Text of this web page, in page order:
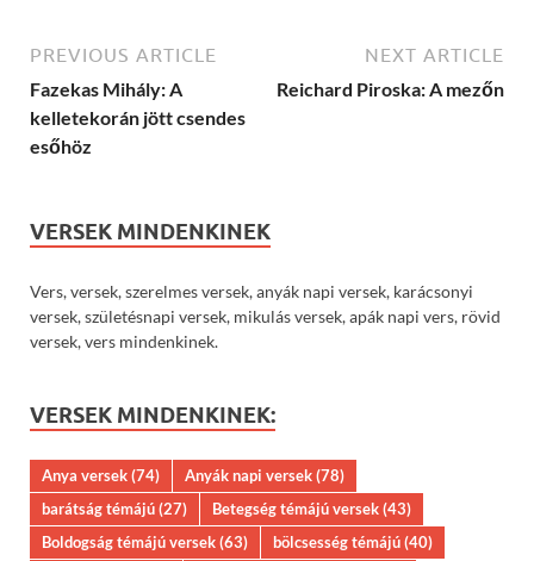
PREVIOUS ARTICLE
Fazekas Mihály: A
kelletekorán jött csendes
esőhöz
NEXT ARTICLE
Reichard Piroska: A mezőn
VERSEK MINDENKINEK
Vers, versek, szerelmes versek, anyák napi versek, karácsonyi
versek, születésnapi versek, mikulás versek, apák napi vers, rövid
versek, vers mindenkinek.
VERSEK MINDENKINEK:
Anya versek(74) Anyák napi versek(78)
barátság témájú(27) Betegség témájú versek(43)
Boldogság témájú versek(63) bölcsesség témájú(40)